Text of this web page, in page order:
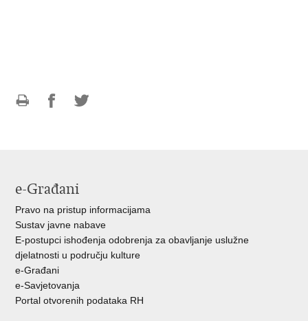
e-Građani
Pravo na pristup informacijama
Sustav javne nabave
E-postupci ishođenja odobrenja za obavljanje uslužne
djelatnosti u području kulture
e-Građani
e-Savjetovanja
Portal otvorenih podataka RH